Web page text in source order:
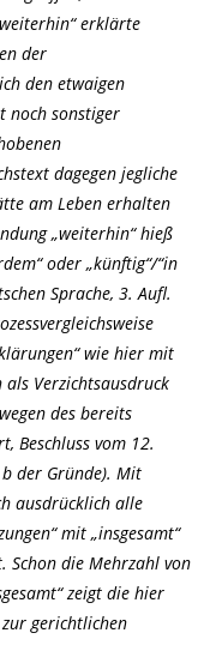
erklärte
der
den etwaigen
noch sonstiger
dagegen jegliche
am Leben erhalten
„weiterhin“ hieß
oder „künftig“/“in
Sprache, 3. Aufl.
wie hier mit
Verzichtsausdruck
des bereits
Beschluss vom 12.
der Gründe). Mit
ausdrücklich alle
mit „insgesamt“
Schon die Mehrzahl von
zeigt die hier
gerichtlichen